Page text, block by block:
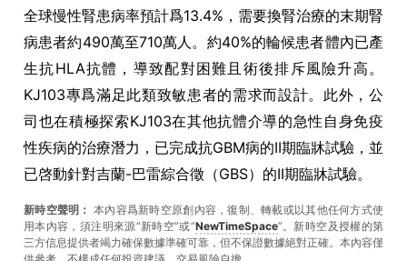
全球慢性腎患病率預計爲13.4%，需要換腎治療的末期腎
病患者約490萬至710萬人。約40%的輪候患者體內已產
生抗HLA抗體，導致配對困難且術後排斥風險升高。
KJ103專爲滿足此類致敏患者的需求而設計。此外，公
司也在積極探索KJ103在其他抗體介導的急性自身免疫
性疾病的治療潛力，已完成抗GBM病的II期臨牀試驗，並
已啓動針對吉蘭-巴雷綜合徵（GBS）的II期臨牀試驗。
新時空聲明： 本內容爲新時空原創內容，復制、轉載或以其他任何方式使
用本內容，須注明來源“新時空”或“NewTimeSpace”。新時空及授權的第
三方信息提供者竭力確保數據準確可靠，但不保證數據絕對正確。本內容僅